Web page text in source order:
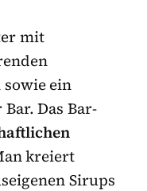
mit
ein
Das Bar-
kreiert
Sirups